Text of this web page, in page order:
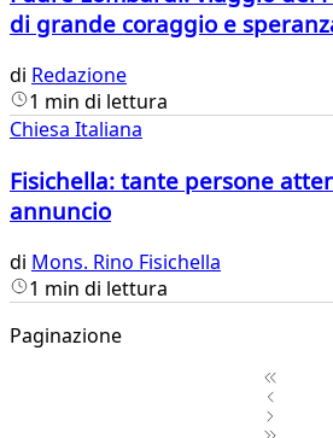
di grande coraggio e
di Redazione
1 min di lettura
Chiesa Italiana
Fisichella: tante persone
annuncio
di Mons. Rino Fisichella
1 min di lettura
Paginazione